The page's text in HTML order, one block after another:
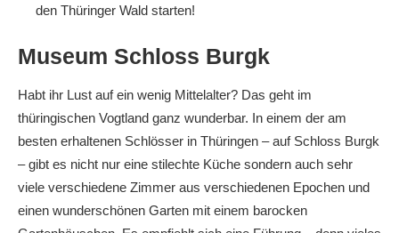
den Thüringer Wald starten!
Museum Schloss Burgk
Habt ihr Lust auf ein wenig Mittelalter? Das geht im
thüringischen Vogtland ganz wunderbar. In einem der am
besten erhaltenen Schlösser in Thüringen – auf Schloss Burgk
– gibt es nicht nur eine stilechte Küche sondern auch sehr
viele verschiedene Zimmer aus verschiedenen Epochen und
einen wunderschönen Garten mit einem barocken